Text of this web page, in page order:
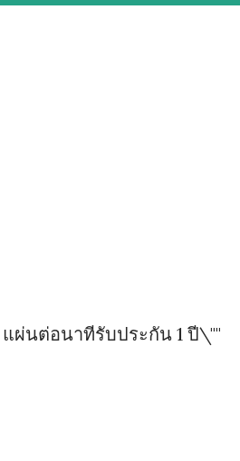
แผ่นต่อนาทีรับประกัน 1 ปี\""